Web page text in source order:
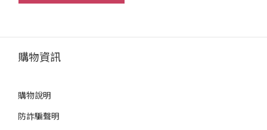
購物資訊
購物說明
防詐騙聲明